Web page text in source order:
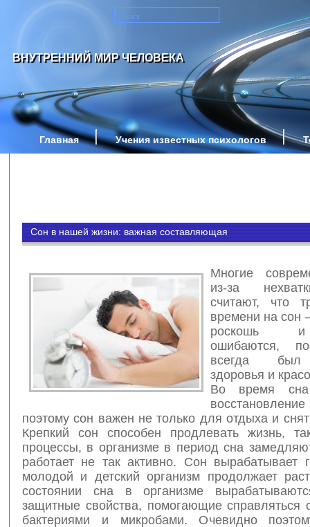
ВНУТРЕННИЙ МИР ЧЕЛОВЕКА
Главная Учения известных психологов
Сон в нашей жизни: важная составляющая
Многие
из-за
считают, что
времени на сон
роскошь и
ошибаются,
всегда был
здоровья и
Во время сна
поэтому сон важен не только для отдыха и
Крепкий сон способен продлевать жизнь,
процессы, в организме в период сна
работает не так активно. Сон вырабатывает
молодой и детский организм продолжает
состоянии сна в организме
защитные свойства, помогающие справляться
бактериями и микробами. Очевидно